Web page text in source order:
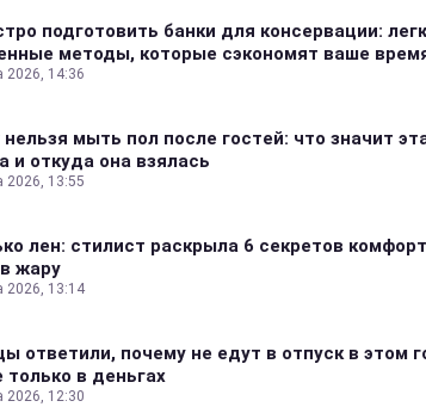
подготовить банки для консервации:
методы, которые сэкономят ваше
2026, 14:36
мыть пол после гостей: что значит
и откуда она взялась
2026, 13:55
лен: стилист раскрыла 6 секретов
жару
2026, 13:14
ответили, почему не едут в отпуск в этом
только в деньгах
2026, 12:30